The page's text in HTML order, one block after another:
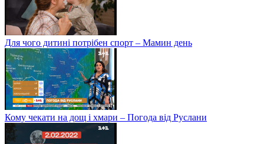
Для чого дитині потрібен спорт – Мамин день
Кому чекати на дощ і хмари – Погода від Руслани